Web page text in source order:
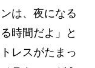
は、夜になる
時間だよ」と
レスがたまっ